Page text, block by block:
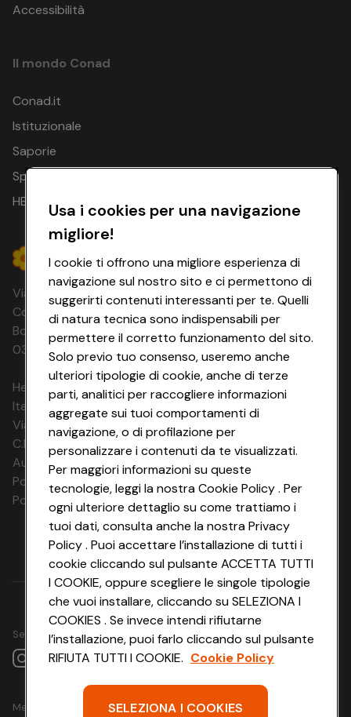
Accessibilità
Il mondo Conad
Conad.it
Istituzionale
Saporie
Spesa Online
HEYCONAD
Via Michelino, 59 | 40127 BOLOGNA
Codice Fiscale e Registro Imprese di
Bologna 00865960157 PARTITA IVA
03320960374 CONAD SOC. COOP.
HeyConad Viaggi è un servizio gestito da
Italia Travel Marketing S.r.l.
Via Chiesolina 8 | 37066 Sommacampagna (VR)
C.F. e P.IVA: 03816060234
Aut. Prov Verona n. 4737/10
Polizza Ass. RC n. 177765037
Polizza Ass. Protection n. 6006000083/F
Seguici su
Metodo di pagamento
Usa i cookies per una navigazione
migliore!
I cookie ti offrono una migliore esperienza di
navigazione sul nostro sito e ci permettono di
suggerirti contenuti interessanti per te. Quelli
di natura tecnica sono indispensabili per
permettere il corretto funzionamento del sito.
Solo previo tuo consenso, useremo anche
ulteriori tipologie di cookie, anche di terze
parti, analitici per raccogliere informazioni
aggregate sui tuoi comportamenti di
navigazione, o di profilazione per
personalizzare i contenuti da te visualizzati.
Per maggiori informazioni su queste
tecnologie, leggi la nostra Cookie Policy . Per
ogni ulteriore dettaglio su come trattiamo i
tuoi dati, consulta anche la nostra Privacy
Policy . Puoi accettare l’installazione di tutti i
cookie cliccando sul pulsante ACCETTA TUTTI
I COOKIE, oppure scegliere le singole tipologie
che vuoi installare, cliccando su SELEZIONA I
COOKIES . Se invece intendi rifiutarne
l’installazione, puoi farlo cliccando sul pulsante
RIFIUTA TUTTI I COOKIE. Cookie Policy
SELEZIONA I COOKIES